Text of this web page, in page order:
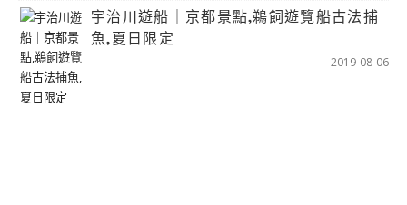
宇治川遊船｜京都景點,鵜飼遊覽船古法捕
魚,夏日限定
2019-08-06